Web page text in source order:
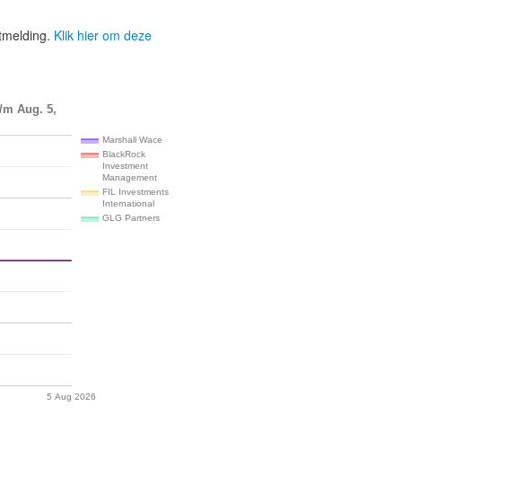
Klik hier om deze
Aug. 5,
Marshall Wace
BlackRock
Investment
Management
FIL Investments
International
GLG Partners
5 Aug 2026